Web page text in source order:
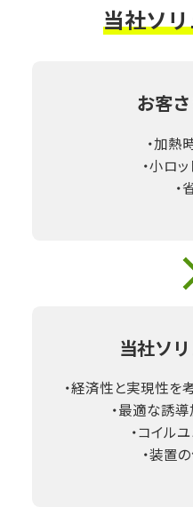
当社ソ
お客
・加熱
・小ロ
・
当社ソ
・経済性と実現性を
・最適な誘
・コイル
・装置